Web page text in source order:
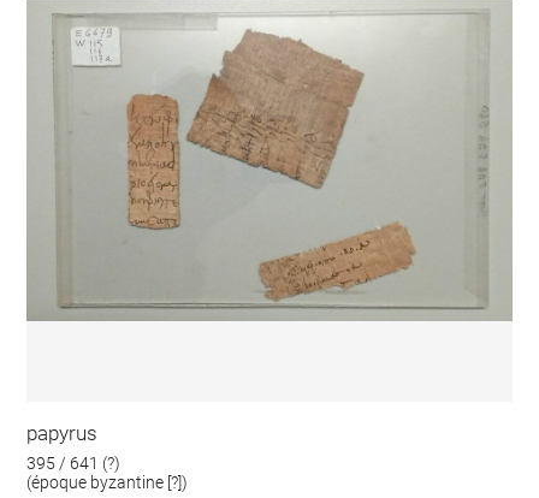
papyrus
395 / 641 (?)
(époque byzantine [?])